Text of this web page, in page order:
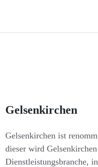
Gelsenkirchen
Gelsenkirchen ist
dieser wird
Dienstleistungsbranche,